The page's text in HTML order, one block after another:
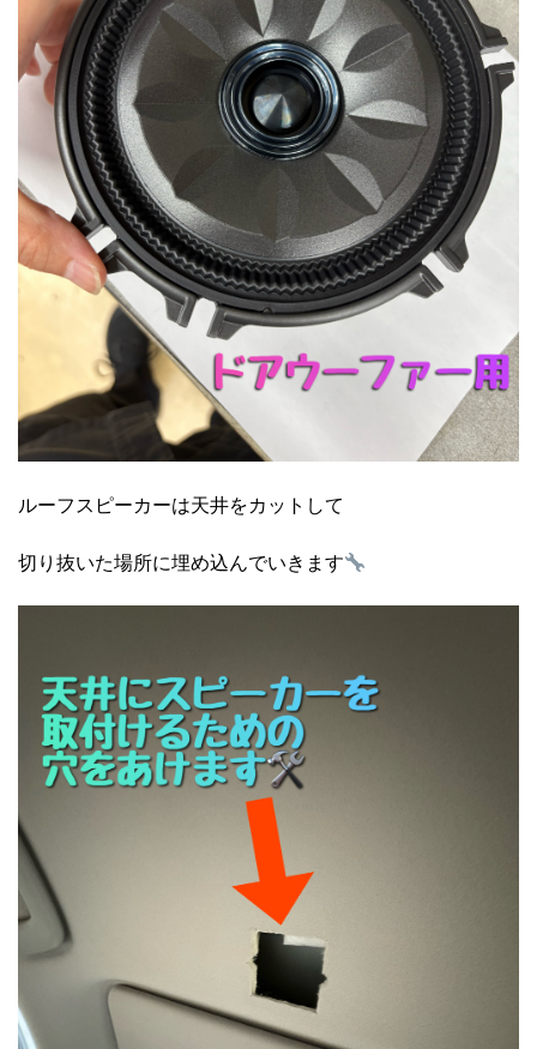
ルーフスピーカーは天井をカットして
切り抜いた場所に埋め込んでいきます